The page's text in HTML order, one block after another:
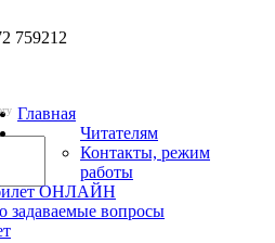
759212
Главная
Читателям
Контакты, режим
работы
ОНЛАЙН
задаваемые вопросы